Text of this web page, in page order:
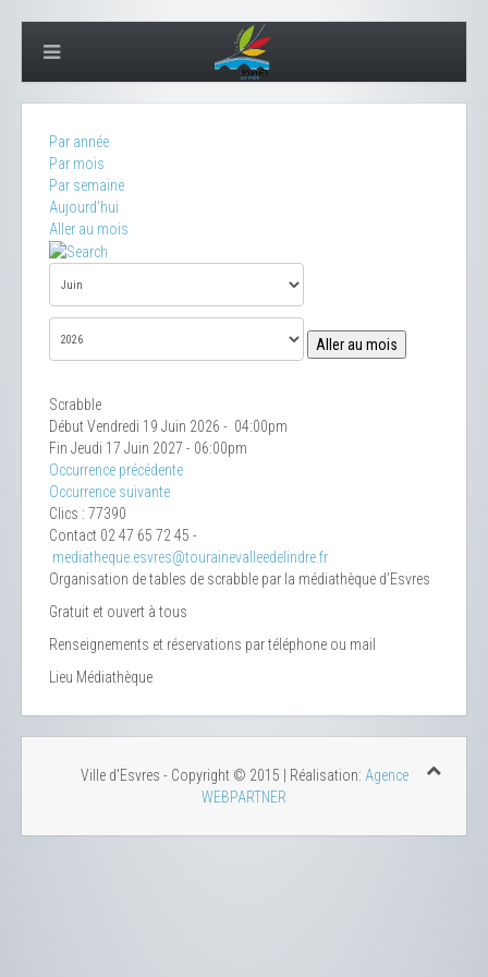
Par année
Par mois
Par semaine
Aujourd'hui
Aller au mois
Aller au mois
Scrabble
Début Vendredi 19 Juin 2026 - 04:00pm
Fin Jeudi 17 Juin 2027 - 06:00pm
Occurrence précédente
Occurrence suivante
Clics : 77390
Contact 02 47 65 72 45 -
mediatheque.esvres@tourainevalleedelindre.fr
Organisation de tables de scrabble par la médiathèque d’Esvres
Gratuit et ouvert à tous
Renseignements et réservations par téléphone ou mail
Lieu Médiathèque
Ville d'Esvres - Copyright © 2015 | Réalisation: Agence
WEBPARTNER